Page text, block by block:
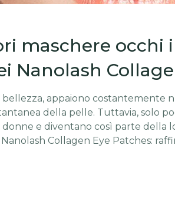
maschere occhi
Nanolash
bellezza, appaiono
della pelle. Tuttavia, solo
e diventano così parte della
Collagen Eye Patches: